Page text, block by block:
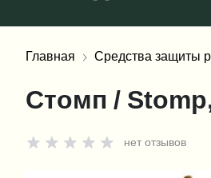
Главная Средства защиты
Стомп /
нет отзывов